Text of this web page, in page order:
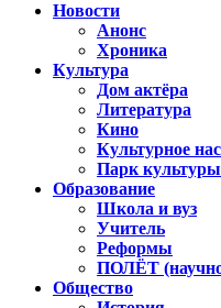
Новости
Анонс
Хроника
Культура
Дом актёра
Литература
Кино
Культурное
Парк
Образование
Школа и вуз
Учитель
Реформы
ПОЛЁТ
Общество